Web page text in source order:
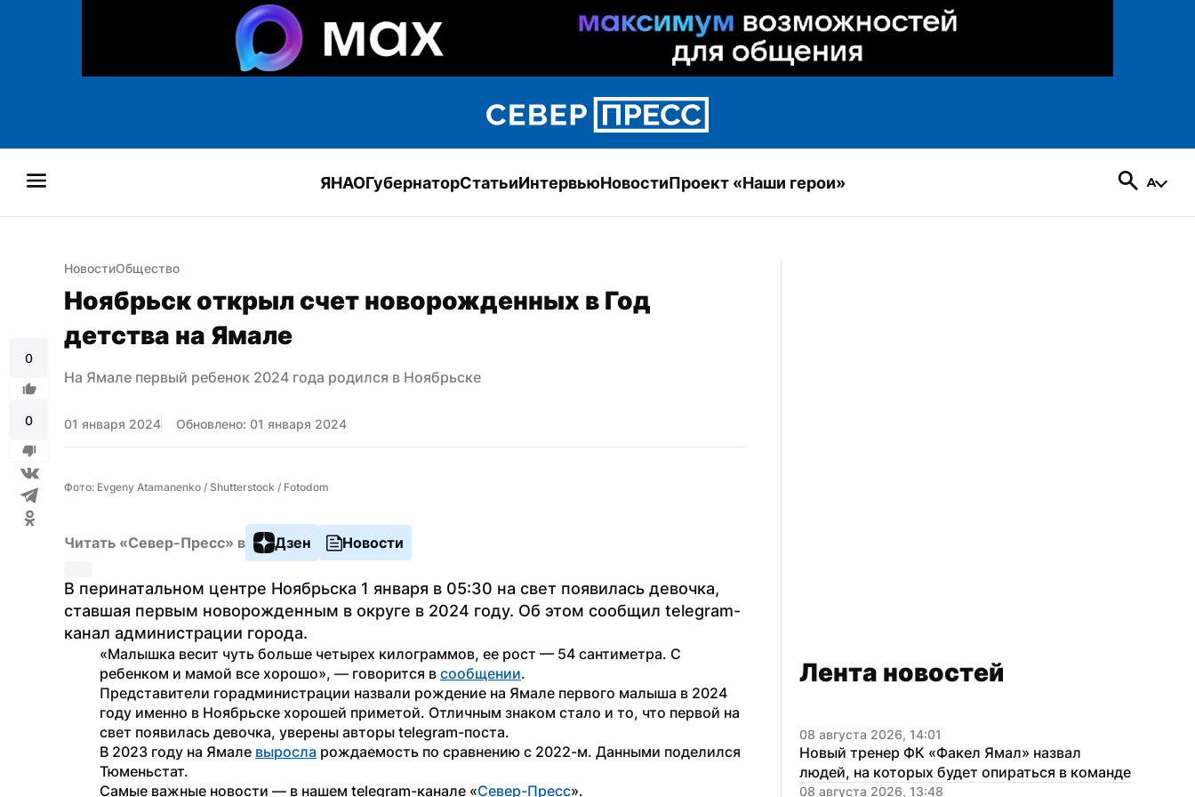
ЯНАОГубернаторСтатьиИнтервьюНовостиПроект «Наши герои»
0
0
НовостиОбщество
Ноябрьск открыл счет новорожденных в Год
детства на Ямале
На Ямале первый ребенок 2024 года родился в Ноябрьске
01 января 2024 Обновлено: 01 января 2024
Фото: Evgeny Atamanenko / Shutterstock / Fotodom
Читать «Север-Пресс» в Дзен Новости
В перинатальном центре Ноябрьска 1 января в 05:30 на свет появилась девочка,
ставшая первым новорожденным в округе в 2024 году. Об этом сообщил telegram-
канал администрации города.
«Малышка весит чуть больше четырех килограммов, ее рост — 54 сантиметра. С
ребенком и мамой все хорошо», — говорится в сообщении.
Представители горадминистрации назвали рождение на Ямале первого малыша в 2024
году именно в Ноябрьске хорошей приметой. Отличным знаком стало и то, что первой на
свет появилась девочка, уверены авторы telegram-поста.
В 2023 году на Ямале выросла рождаемость по сравнению с 2022-м. Данными поделился
Тюменьстат.
Самые важные новости — в нашем telegram-канале «Север-Пресс».
Лента новостей
08 августа 2026, 14:01
Новый тренер ФК «Факел Ямал» назвал
людей, на которых будет опираться в команде
08 августа 2026, 13:48